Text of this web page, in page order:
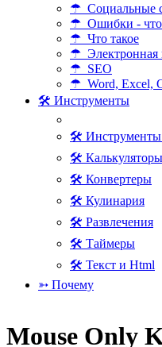
☂ Социальные
☂ Ошибки - что
☂ Что такое
☂ Электронная
☂ SEO
☂ Word, Excel,
🛠 Инструменты
🛠 Инструменты
🛠 Калькуляторы
🛠 Конвертеры
🛠 Кулинария
🛠 Развлечения
🛠 Таймеры
🛠 Текст и Html
➳ Почему
Mouse Only